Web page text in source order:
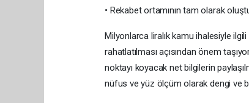
• Rekabet ortamının tam olarak
Milyonlarca liralık kamu ihalesiyle
rahatlatılması açısından önem
noktayı koyacak net bilgilerin
nüfus ve yüz ölçüm olarak dengi ve